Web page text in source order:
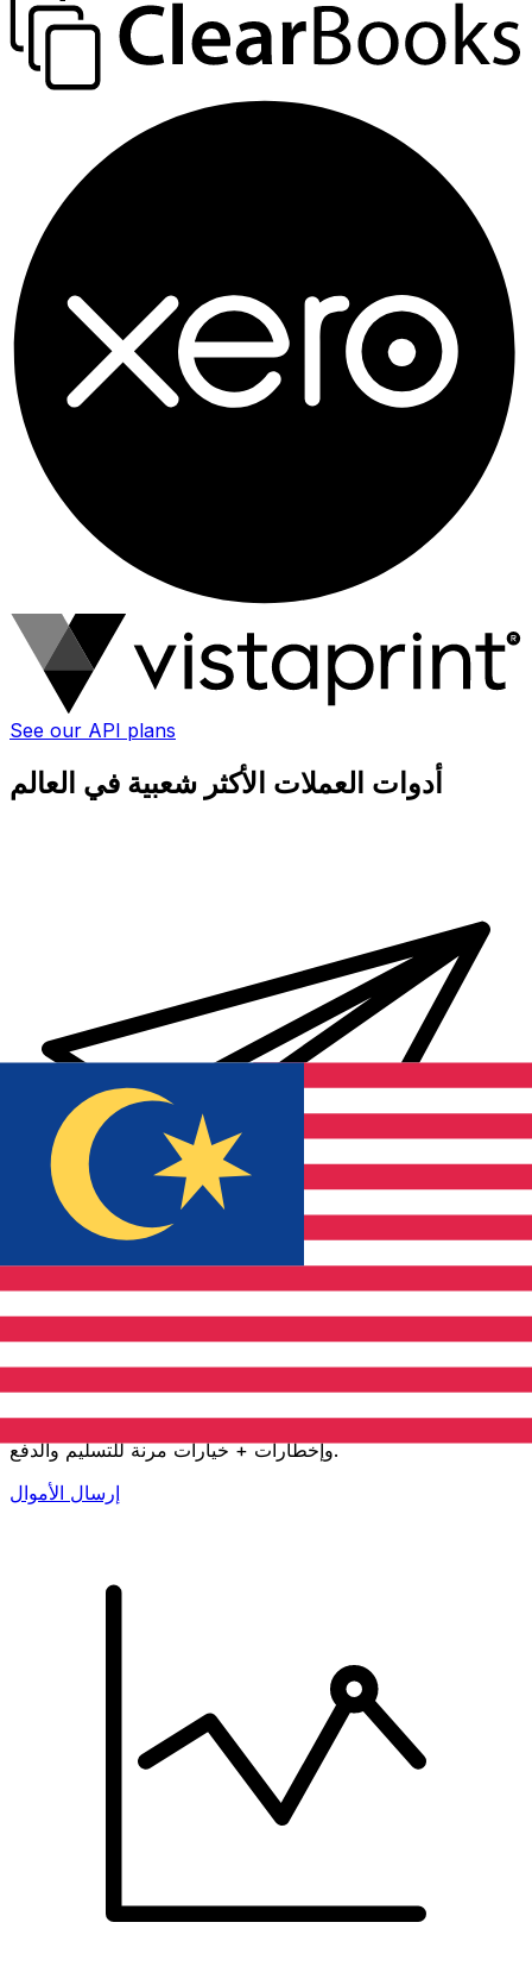
See our API plans
أدوات العملات الأكثر شعبية في العالم
أرسل المال عبر الإنترنت بسرعة وسهولة وأمان. تتبع مباشر
وإخطارات + خيارات مرنة للتسليم والدفع.
إرسال الأموال